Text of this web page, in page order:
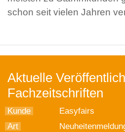
schon seit vielen Jahren
Aktuelle
Fachzeitschriften
Kunde
Easyfairs
Art